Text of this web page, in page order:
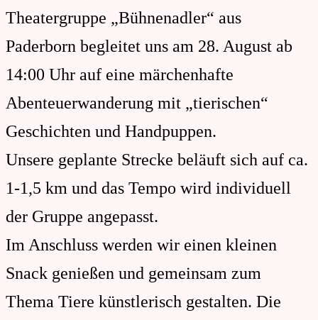
Theatergruppe „Bühnenadler“ aus
Paderborn begleitet uns am 28. August ab
14:00 Uhr auf eine märchenhafte
Abenteuerwanderung mit „tierischen“
Geschichten und Handpuppen.
Unsere geplante Strecke beläuft sich auf ca.
1-1,5 km und das Tempo wird individuell
der Gruppe angepasst.
Im Anschluss werden wir einen kleinen
Snack genießen und gemeinsam zum
Thema Tiere künstlerisch gestalten. Die